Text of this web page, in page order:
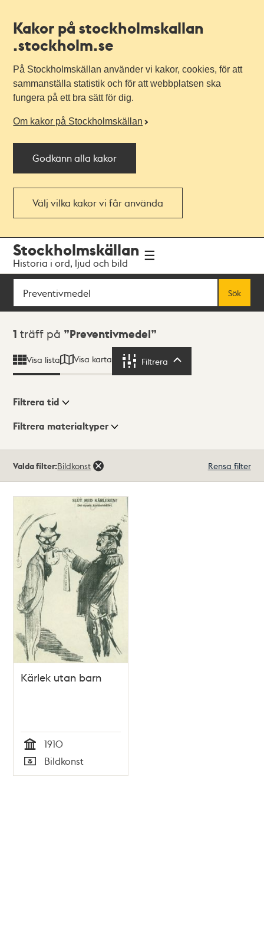
Kakor på stockholmskallan
.stockholm.se
På Stockholmskällan använder vi kakor, cookies, för att
sammanställa statistik och för att webbplatsen ska
fungera på ett bra sätt för dig.
Om kakor på Stockholmskällan
Godkänn alla kakor
Välj vilka kakor vi får använda
navigationen
huvudinnehållet
Stockholmskällan
Historia i ord, ljud och bild
Sök
Sök
Sökresultat
1 träff på Preventivmedel
Visa lista Visa karta Filtrera
Visningsläge
Filtrera tid
Filtrera materialtyper
träffar
Valda filter:Bildkonst Rensa filter
Kärlek utan barn
Tid
1910
Typ
Bildkonst